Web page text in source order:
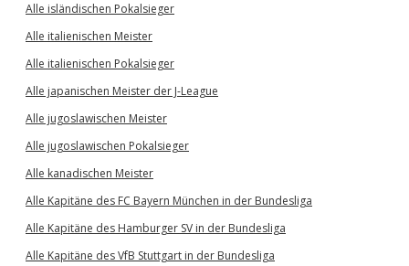
Alle isländischen Pokalsieger
Alle italienischen Meister
Alle italienischen Pokalsieger
Alle japanischen Meister der J-League
Alle jugoslawischen Meister
Alle jugoslawischen Pokalsieger
Alle kanadischen Meister
Alle Kapitäne des FC Bayern München in der Bundesliga
Alle Kapitäne des Hamburger SV in der Bundesliga
Alle Kapitäne des VfB Stuttgart in der Bundesliga